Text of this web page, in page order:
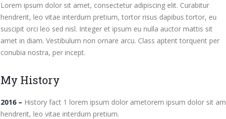
Lorem ipsum dolor sit amet, consectetur adipiscing elit. Curabitur
hendrerit, leo vitae interdum pretium, tortor risus dapibus tortor, eu
suscipit orci leo sed nisl. Integer et ipsum eu nulla auctor mattis sit
amet in diam. Vestibulum non ornare arcu. Class aptent torquent per
conubia nostra, per incept.
My History
2016 – History fact 1 lorem ipsum dolor ametorem ipsum dolor sit
hendrerit, leo vitae interdum pretium.